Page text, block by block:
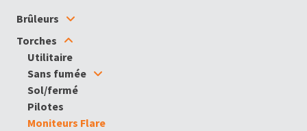
Brûleurs
Torches
Utilitaire
Sans fumée
Sol/fermé
Pilotes
Moniteurs Flare